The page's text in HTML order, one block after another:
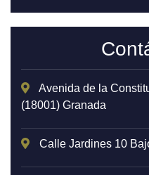
Avenida de la
(18001) Granada
Calle Jardines 10